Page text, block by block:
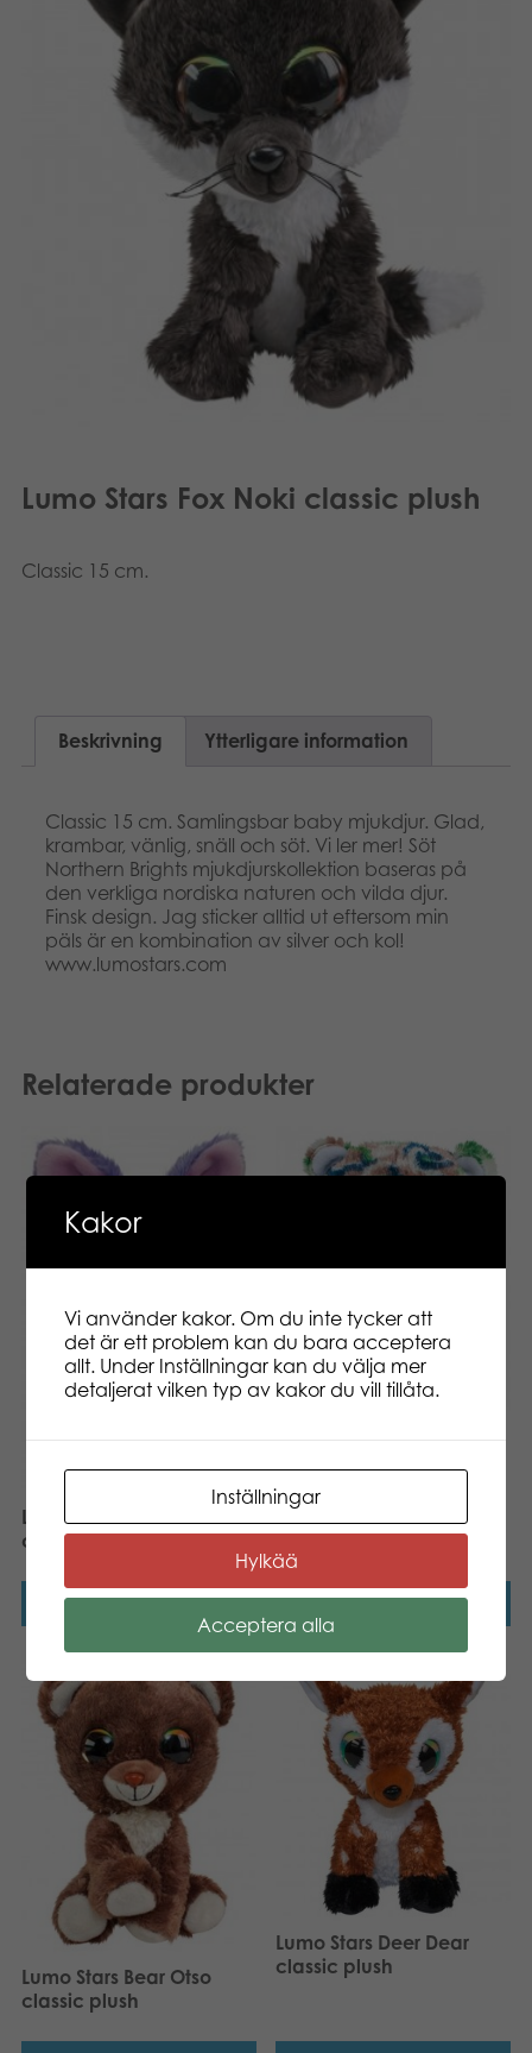
Böcker
Arkiverade produkter
Applikationer
Suomi
Dansk
Nederlands
Lumo Stars Fox Noki classic plush
Classic 15 cm.
Beskrivning Ytterligare information
Classic 15 cm. Samlingsbar baby mjukdjur. Glad,
krambar, vänlig, snäll och söt. Vi ler mer! Söt
Northern Brights mjukdjurskollektion baseras på
den verkliga nordiska naturen och vilda djur.
Finsk design. Jag sticker alltid ut eftersom min
päls är en kombination av silver och kol!
www.lumostars.com
Relaterade produkter
Lumo Stars Wolf Susi
classic plush
Läs mer Läs mer
Lumo Stars Bear Otso
classic plush
Lumo Stars Deer Dear
classic plush
Kakor
Vi använder kakor. Om du inte tycker att
det är ett problem kan du bara acceptera
allt. Under Inställningar kan du välja mer
detaljerat vilken typ av kakor du vill tillåta.
Inställningar
Hylkää
Acceptera alla